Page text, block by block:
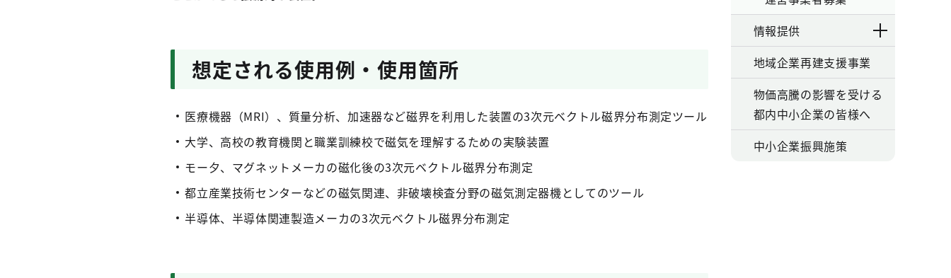
想定される使用例・使用箇所
医療機器（MRI）、質量分析、加速器など磁界を利用した装置の3次元ベクトル磁界分布測定ツール
大学、高校の教育機関と職業訓練校で磁気を理解するための実験装置
モー夕、マグネットメーカの磁化後の3次元ベクトル磁界分布測定
都立産業技術センターなどの磁気関連、非破壊検査分野の磁気測定器機としてのツール
半導体、半導体関連製造メーカの3次元ベクトル磁界分布測定
情報提供
地域企業再建支援事業
物価高騰の影響を受ける
都内中小企業の皆様へ
中小企業振興施策